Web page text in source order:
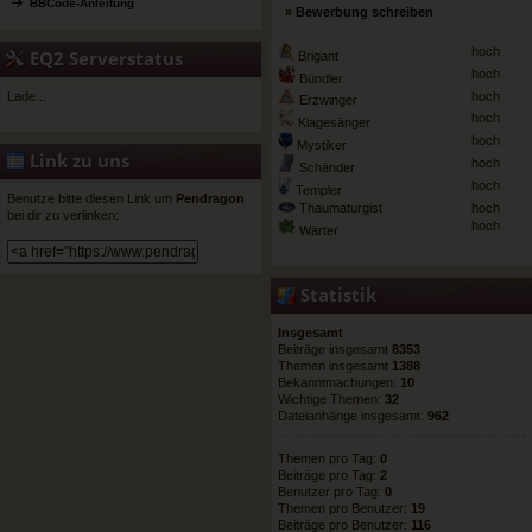
BBCode-Anleitung
EQ2 Serverstatus
Lade...
Link zu uns
Benutze bitte diesen Link um Pendragon
bei dir zu verlinken:
» Bewerbung schreiben
Brigant
hoch
Bündler
hoch
Erzwinger
hoch
Klagesänger
hoch
Mystiker
hoch
Schänder
hoch
Templer
hoch
Thaumaturgist
hoch
Wärter
hoch
Statistik
Insgesamt
Beiträge insgesamt 8353
Themen insgesamt 1388
Bekanntmachungen: 10
Wichtige Themen: 32
Dateianhänge insgesamt: 962
Themen pro Tag: 0
Beiträge pro Tag: 2
Benutzer pro Tag: 0
Themen pro Benutzer: 19
Beiträge pro Benutzer: 116